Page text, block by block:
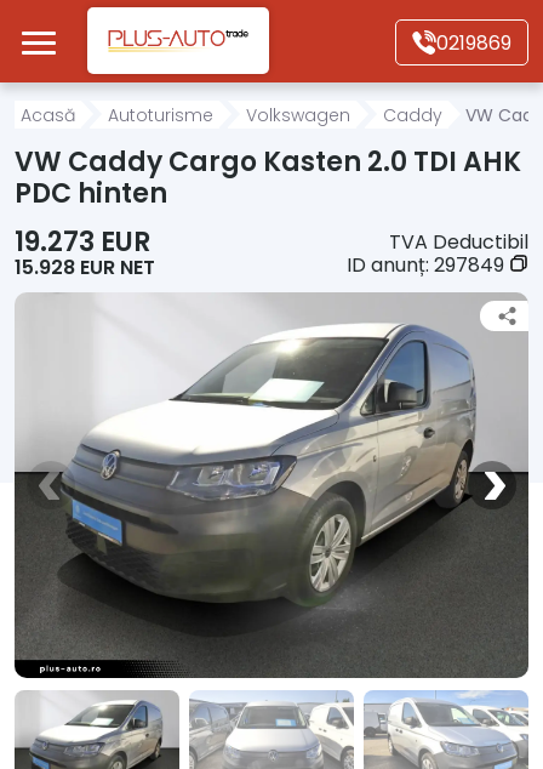
Mergi direct la conținutul principal
0219869
Acasă
Autoturisme
Motociclete
Alte tipuri vehicule
Despre Noi
Contact
Acasă Autoturisme Volkswagen Caddy VW
VW Caddy Cargo Kasten 2.0 TDI AHK
PDC hinten
19.273 EUR
15.928 EUR NET
TVA Deductibil
ID anunț: 297849